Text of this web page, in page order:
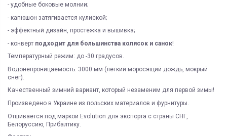
- удобные боковые молнии;
- капюшон затягивается кулиской;
- эффектный дизайн, простежка и вышивка;
- конверт подходит для большинства колясок и санок!
Температурный режим: до -30 градусов.
Водонепроницаемость: 3000 мм (легкий моросящий дождь, мокрый
снег).
Качественный зимний вариант, который незаменим для первой зимы!
Произведено в Украине из польских материалов и фурнитуры.
Отшивается под маркой Evolution для экспорта с страны СНГ,
Белоруссию, Прибалтику.